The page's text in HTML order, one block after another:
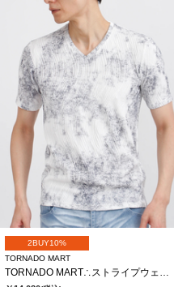
2BUY10%
TORNADO MART